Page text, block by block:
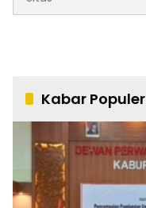
Kabar Populer